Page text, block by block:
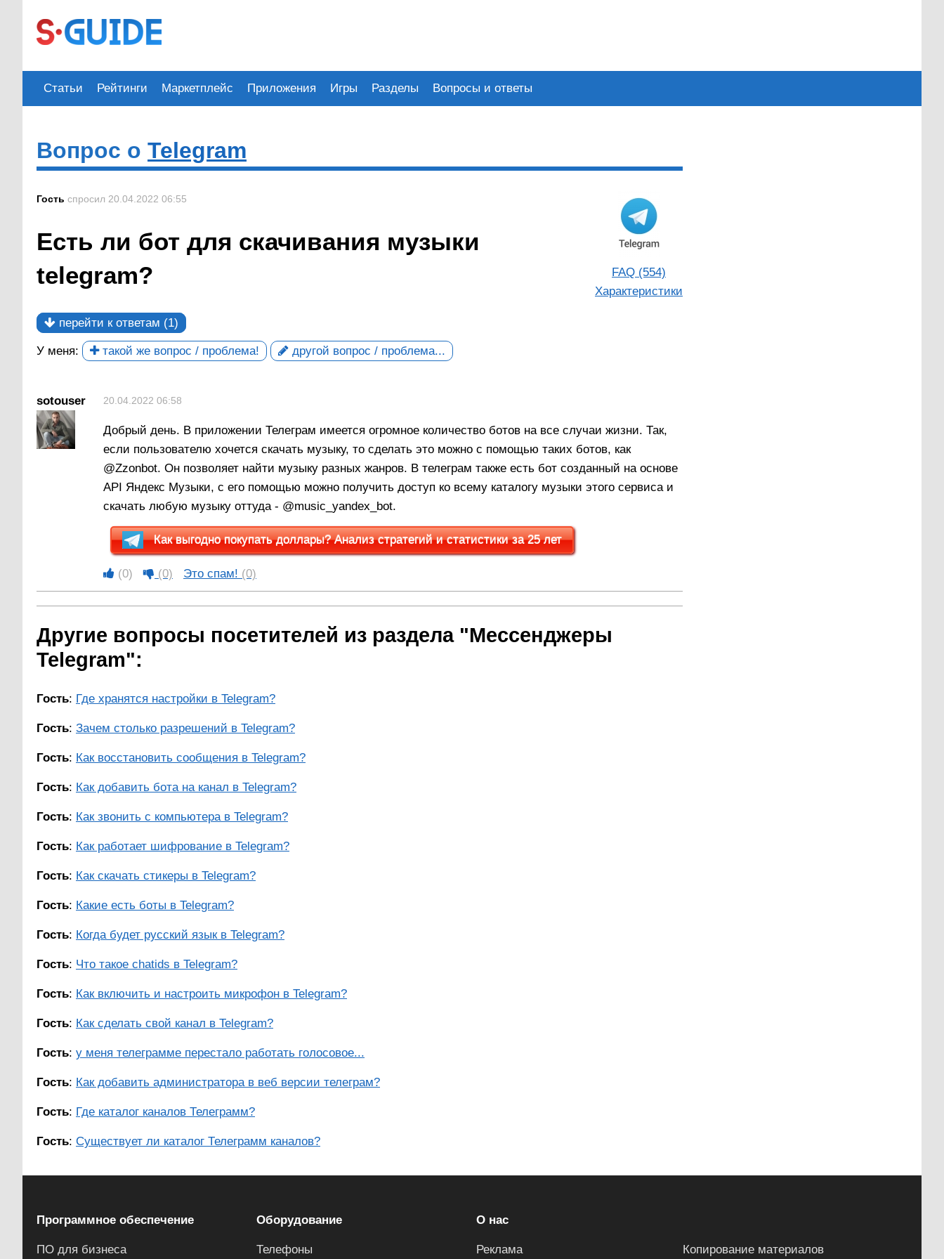
Статьи Рейтинги Маркетплейс Приложения Игры Разделы Вопросы и ответы
Вопрос о Telegram
FAQ (554)
Характеристики
Гость спросил 20.04.2022 06:55
Есть ли бот для скачивания музыки
telegram?
перейти к ответам (1)
У меня: такой же вопрос / проблема! другой вопрос / проблема...
sotouser 20.04.2022 06:58
Добрый день. В приложении Телеграм имеется огромное количество ботов на все случаи жизни. Так,
если пользователю хочется скачать музыку, то сделать это можно с помощью таких ботов, как
@Zzonbot. Он позволяет найти музыку разных жанров. В телеграм также есть бот созданный на оcнове
API Яндекс Музыки, с его помощью можно получить доступ ко всему каталогу музыки этого сервиса и
скачать любую музыку оттуда - @music_yandex_bot.
Как выгодно покупать доллары? Анализ стратегий и статистики за 25 лет
(0) (0) Это спам! (0)
Другие вопросы посетителей из раздела "Мессенджеры
Telegram":
Гость: Где хранятся настройки в Telegram?
Гость: Зачем столько разрешений в Telegram?
Гость: Как восстановить сообщения в Telegram?
Гость: Как добавить бота на канал в Telegram?
Гость: Как звонить с компьютера в Telegram?
Гость: Как работает шифрование в Telegram?
Гость: Как скачать стикеры в Telegram?
Гость: Какие есть боты в Telegram?
Гость: Когда будет русский язык в Telegram?
Гость: Что такое chatids в Telegram?
Гость: Как включить и настроить микрофон в Telegram?
Гость: Как сделать свой канал в Telegram?
Гость: у меня телеграмме перестало работать голосовое...
Гость: Как добавить администратора в веб версии телеграм?
Гость: Где каталог каналов Телеграмм?
Гость: Существует ли каталог Телеграмм каналов?
Программное обеспечение
ПО для бизнеса
Оборудование
Телефоны
О нас
Реклама Копирование материалов